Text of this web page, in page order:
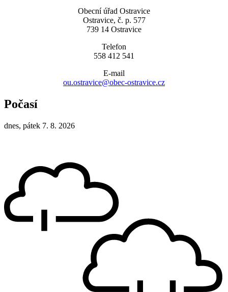
Obecní úřad Ostravice
Ostravice, č. p. 577
739 14 Ostravice
Telefon
558 412 541
E-mail
ou.ostravice@obec-ostravice.cz
Počasí
dnes, pátek 7. 8. 2026